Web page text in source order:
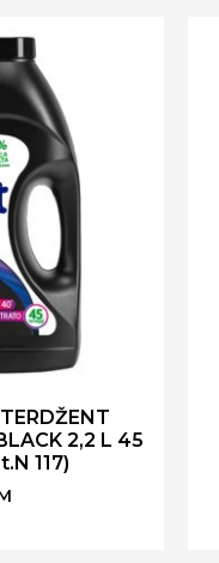
2,2 L 45
117)